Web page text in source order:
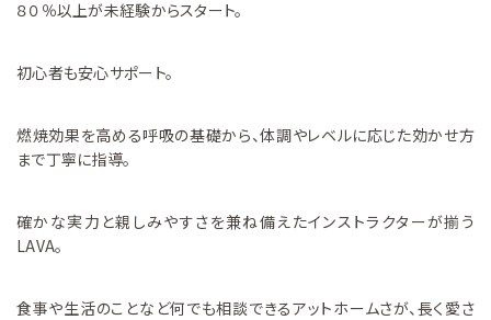
８０％以上が未経験からスタート。
初心者も安心サポート。
燃焼効果を高める呼吸の基礎から、体調やレベルに応じた効かせ方
まで丁寧に指導。
確かな実力と親しみやすさを兼ね備えたインストラクターが揃う
LAVA。
食事や生活のことなど何でも相談できるアットホームさが、長く愛さ